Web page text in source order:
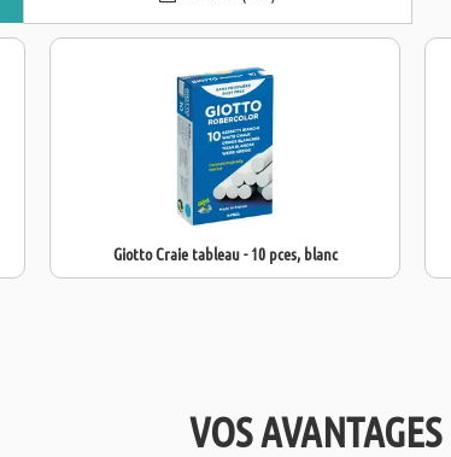
Giotto Craie tableau - 10 pces, blanc
VOS